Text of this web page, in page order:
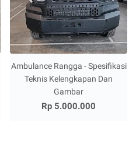
Ambulance Rangga - Spesifikasi
Teknis Kelengkapan Dan
Gambar
Rp 5.000.000